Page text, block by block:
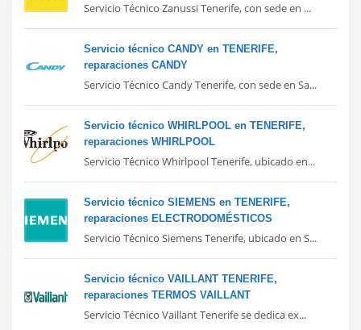
Servicio Técnico Zanussi Tenerife, con sede en ...
Servicio técnico CANDY en TENERIFE,
reparaciones CANDY
Servicio Técnico Candy Tenerife, con sede en Sa...
Servicio técnico WHIRLPOOL en TENERIFE,
reparaciones WHIRLPOOL
Servicio Técnico Whirlpool Tenerife, ubicado en...
Servicio técnico SIEMENS en TENERIFE,
reparaciones ELECTRODOMÉSTICOS
Servicio Técnico Siemens Tenerife, ubicado en S...
Servicio técnico VAILLANT TENERIFE,
reparaciones TERMOS VAILLANT
Servicio Técnico Vaillant Tenerife se dedica ex...